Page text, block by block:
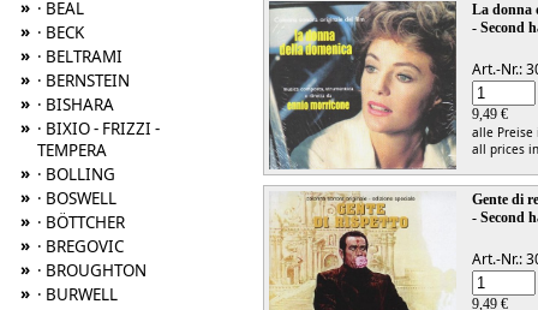
» · BEAL
» · BECK
» · BELTRAMI
» · BERNSTEIN
» · BISHARA
» · BIXIO - FRIZZI -
TEMPERA
» · BOLLING
» · BOSWELL
» · BÖTTCHER
» · BREGOVIC
» · BROUGHTON
» · BURWELL
La donna
- Second
Art.-Nr.:
9,49 €
alle
all prices
Gente di
- Second
Art.-Nr.:
9,49 €